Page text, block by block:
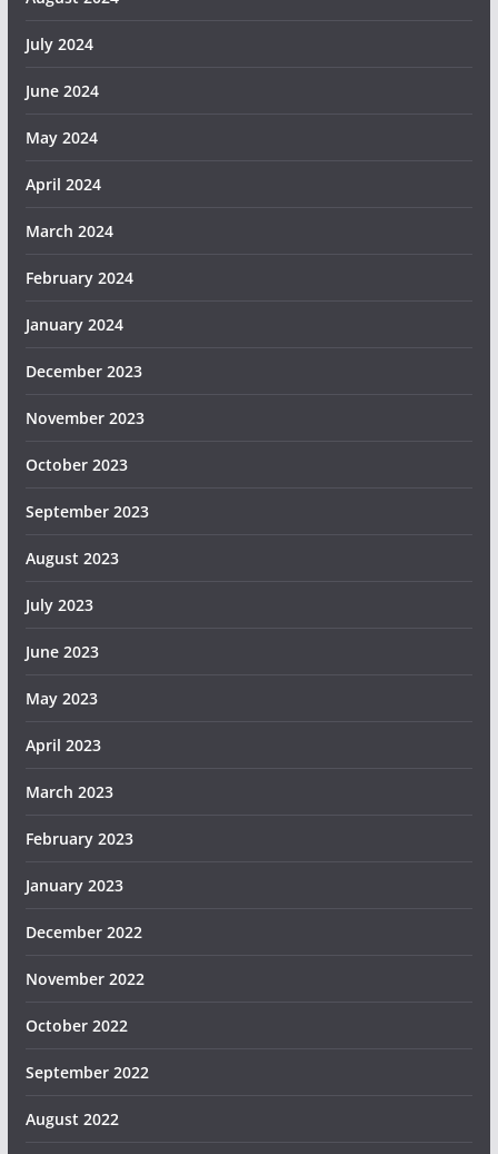
July 2024
June 2024
May 2024
April 2024
March 2024
February 2024
January 2024
December 2023
November 2023
October 2023
September 2023
August 2023
July 2023
June 2023
May 2023
April 2023
March 2023
February 2023
January 2023
December 2022
November 2022
October 2022
September 2022
August 2022